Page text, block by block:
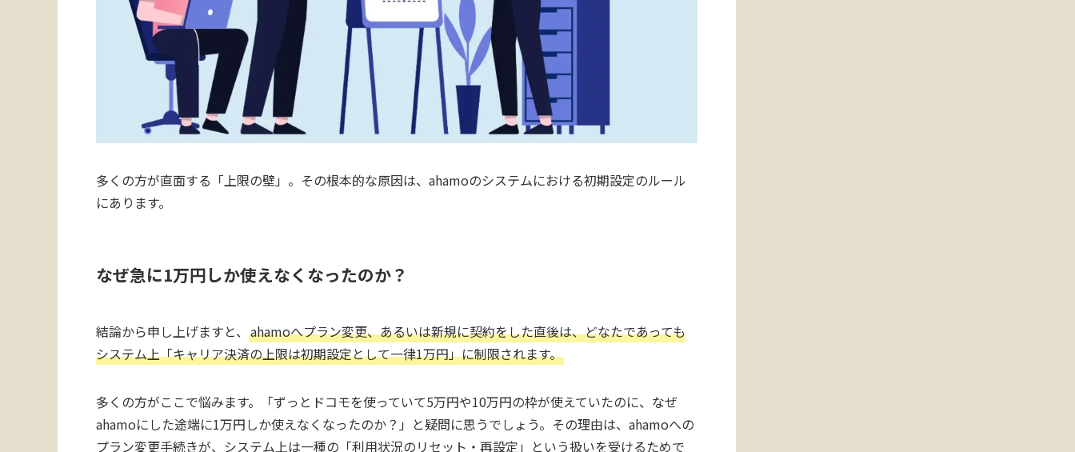
多くの方が直面する「上限の壁」。その根本的な原因は、ahamoのシステムにおける初期設定のルール
にあります。
なぜ急に1万円しか使えなくなったのか？
結論から申し上げますと、 ahamoへプラン変更、あるいは新規に契約をした直後は、どなたであっても
システム上「キャリア決済の上限は初期設定として一律1万円」に制限されます。
多くの方がここで悩みます。「ずっとドコモを使っていて5万円や10万円の枠が使えていたのに、なぜ
ahamoにした途端に1万円しか使えなくなったのか？」と疑問に思うでしょう。その理由は、ahamoへの
プラン変更手続きが、システム上は一種の「利用状況のリセット・再設定」という扱いを受けるためで